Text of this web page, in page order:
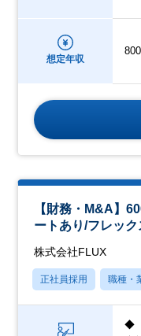
想定年収
【財務・M&A】
ートあり/フレッ
株式会社FLUX
正社員採用 職種・
◆